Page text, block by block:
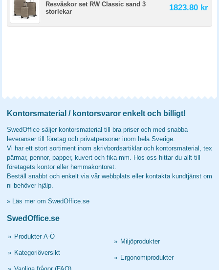
Resväskor set RW Classic sand 3
storlekar
1823.80 kr
Kontorsmaterial / kontorsvaror enkelt och billigt!
SwedOffice säljer kontorsmaterial till bra priser och med snabba
leveranser till företag och privatpersoner inom hela Sverige.
Vi har ett stort sortiment inom skrivbordsartiklar och kontorsmaterial, tex
pärmar, pennor, papper, kuvert och fika mm. Hos oss hittar du allt till
företagets kontor eller hemmakontoret.
Beställ snabbt och enkelt via vår webbplats eller kontakta kundtjänst om
ni behöver hjälp.
» Läs mer om SwedOffice.se
SwedOffice.se
» Produkter A-Ö
» Kategoriöversikt
» Miljöprodukter
» Ergonomiprodukter